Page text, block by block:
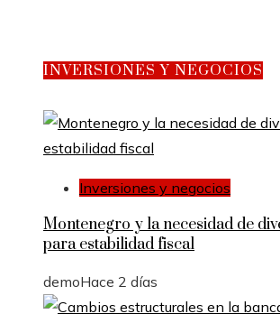
INVERSIONES Y NEGOCIOS
Inversiones y negocios
Montenegro y la necesidad de
para estabilidad fiscal
demoHace 2 días